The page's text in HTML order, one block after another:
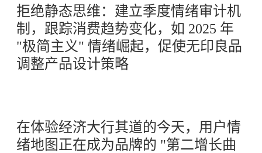
拒绝静态思维：建立季度情绪审计机
制，跟踪消费趋势变化，如 2025 年
"极简主义" 情绪崛起，促使无印良品
调整产品设计策略
在体验经济大行其道的今天，用户情
绪地图正在成为品牌的 "第二增长曲